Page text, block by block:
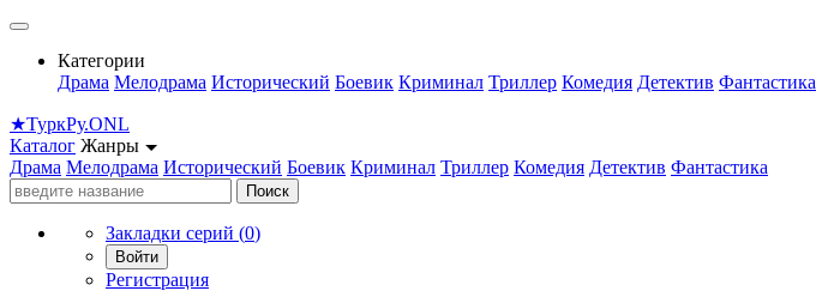
Категории
Драма Мелодрама Исторический Боевик Криминал Триллер Комедия Детектив Фантастика
★ТуркРу.ONL
Каталог Жанры
Драма Мелодрама Исторический Боевик Криминал Триллер Комедия Детектив Фантастика
Поиск
Закладки серий (0)
Войти
Регистрация